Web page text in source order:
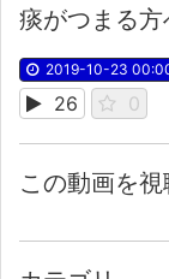
痰がつまる
2019-10-23
26 0
この動画を